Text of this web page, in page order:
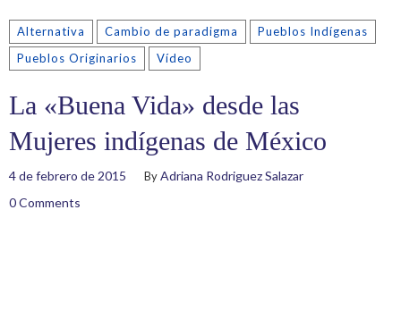
Alternativa Cambio de paradigma
Pueblos Indígenas
Pueblos Originarios
Vídeo
La «Buena Vida» desde las
Mujeres indígenas de México
4 de febrero de 2015 ByAdriana Rodriguez Salazar
0 Comments